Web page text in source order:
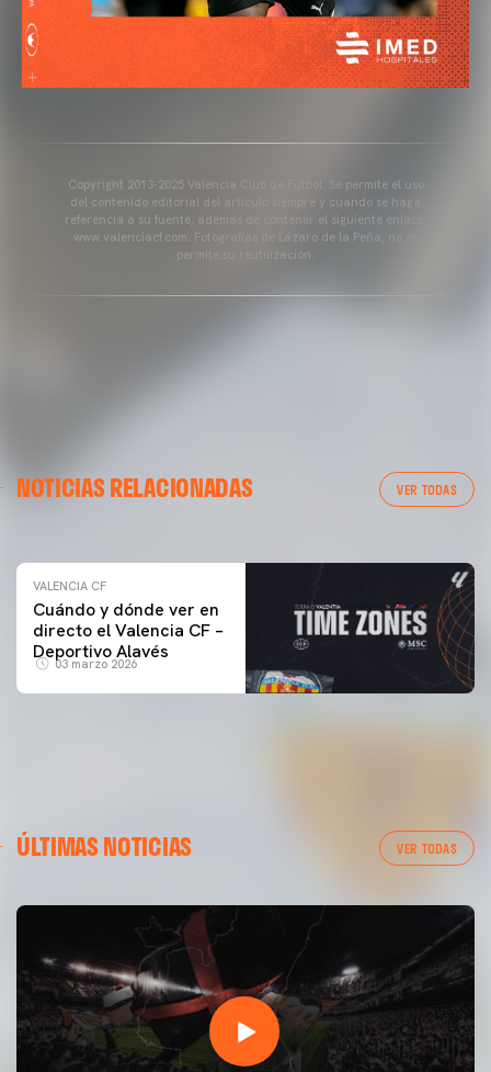
Copyright 2013-2025 Valencia Club de Fútbol. Se permite el uso
del contenido editorial del artículo siempre y cuando se haga
referencia a su fuente, además de contener el siguiente enlace:
www.valenciacf.com. Fotografías de Lázaro de la Peña, no se
permite su reutilización.
NOTICIAS RELACIONADAS VER TODAS
ENTRENAMIENTO DEL VALENCIA CF 04/03/26
VALENCIA CF
Cuándo y dónde ver en
directo el Valencia CF –
Deportivo Alavés
03 marzo 2026
ÚLTIMAS NOTICIAS VER TODAS